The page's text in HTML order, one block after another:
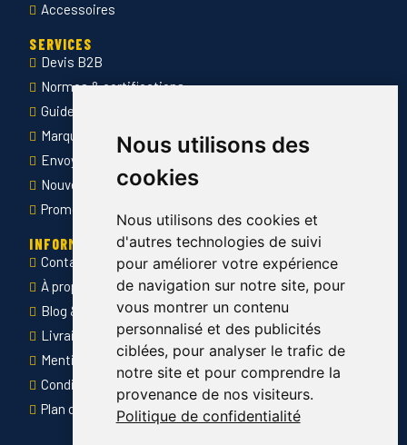
Nous utilisons des
cookies
Nous utilisons des cookies et
d'autres technologies de suivi
pour améliorer votre expérience
de navigation sur notre site, pour
vous montrer un contenu
personnalisé et des publicités
ciblées, pour analyser le trafic de
notre site et pour comprendre la
provenance de nos visiteurs.
Politique de confidentialité
Accessoires
SERVICES
Devis B2B
Normes & certifications
Guide des tailles
Marquage des vêtements professionnels
Envoyer Mandats administratifs
Nouveautés
Promotions
INFORMATIONS
Contact
À propos de Côté Pro
Blog & conseils
Livraison & retour
Mentions légales
Conditions générales de ventes
Plan du site